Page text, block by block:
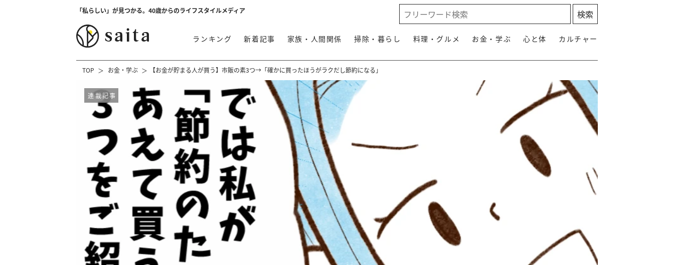
「私らしい」が見つかる。40歳からのライフスタイルメディア
ランキング 新着記事 家族・人間関係 掃除・暮らし 料理・グルメ お金・学ぶ 心と体 カルチャー
TOP お金・学ぶ 【お金が貯まる人が買う】市販の素3つ→「確かに買ったほうがラクだし節約になる」
連載記事